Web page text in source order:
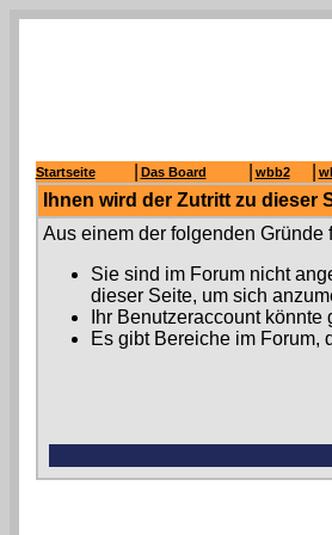
Startseite Das Board wbb2
Ihnen wird der Zutritt zu dieser
Aus einem der folgenden
Sie sind im Forum nicht
dieser Seite, um sich
Ihr Benutzeraccount
Es gibt Bereiche im Forum,